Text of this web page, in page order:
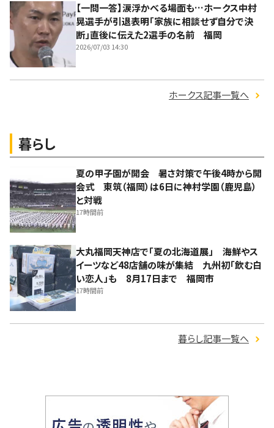
【一問一答】涙浮かべる場面も…ホークス中村
晃選手が引退表明「家族に相談せず自分で決
断」直後に伝えた2選手の名前 福岡
2026/07/03 14:30
ホークス記事一覧へ
暮らし
夏の甲子園が開会 暑さ対策で午後4時から開
会式 東筑（福岡）は6日に神村学園（鹿児島）
と対戦
17時間前
大丸福岡天神店で「夏の北海道展」 海鮮やス
イーツなど48店舗の味が集結 九州初「飲む白
い恋人」も 8月17日まで 福岡市
17時間前
暮らし記事一覧へ